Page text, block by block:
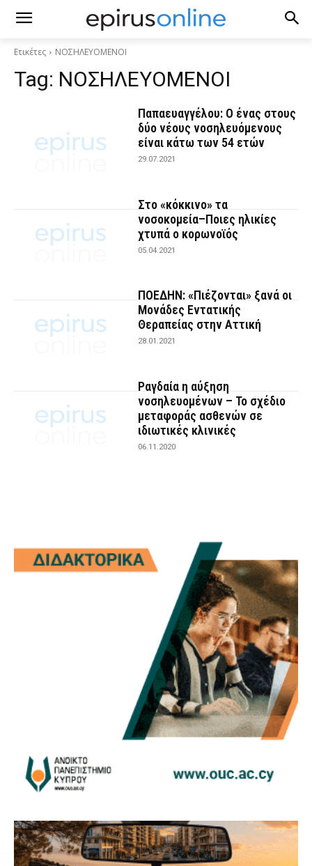
Ετικέτες ΝΟΣΗΛΕΥΟΜΕΝΟΙ
Tag: ΝΟΣΗΛΕΥΟΜΕΝΟΙ
Παπαευαγγέλου: Ο ένας στους
δύο νέους νοσηλευόμενους
είναι κάτω των 54 ετών
29.07.2021
Στο «κόκκινο» τα
νοσοκομεία–Ποιες ηλικίες
χτυπά ο κορωνοϊός
05.04.2021
ΠΟΕΔΗΝ: «Πιέζονται» ξανά οι
Μονάδες Εντατικής
Θεραπείας στην Αττική
28.01.2021
Ραγδαία η αύξηση
νοσηλευομένων – Το σχέδιο
μεταφοράς ασθενών σε
ιδιωτικές κλινικές
06.11.2020